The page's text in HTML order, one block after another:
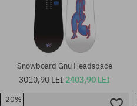
Snowboard Gnu Headspace
3010,90 LEI 2403,90 LEI
-20%